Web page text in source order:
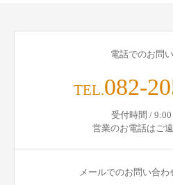
電話でのお問
TEL.082-
受付時間 / 9:00
営業のお電話はご
メールでのお問い合わ